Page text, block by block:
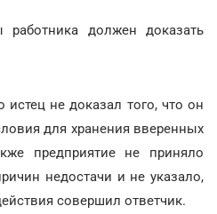
должен доказать
истец не доказал того, что он
для хранения вверенных
предприятие не приняло
недостачи и не указало,
совершил ответчик.